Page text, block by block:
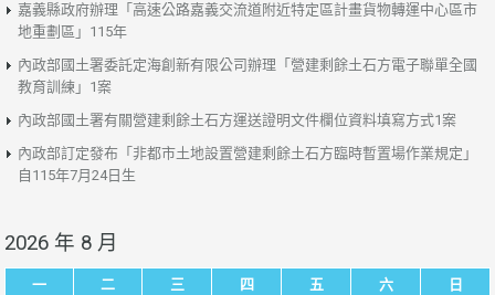
嘉義縣政府辦理「高速公路嘉義交流道附近特定區計畫貨物轉運中心區市
地重劃區」115年
內政部國土署委託定海創新有限公司辦理「營建剩餘土石方電子聯單全國
教育訓練」1案
內政部國土署有關營建剩餘土石方運送證明文件欄位資料填寫方式1案
內政部訂定發布「非都市土地設置營建剩餘土石方臨時暫置場作業規定」
自115年7月24日生
2026 年 8 月
一 二 三 四 五 六 日